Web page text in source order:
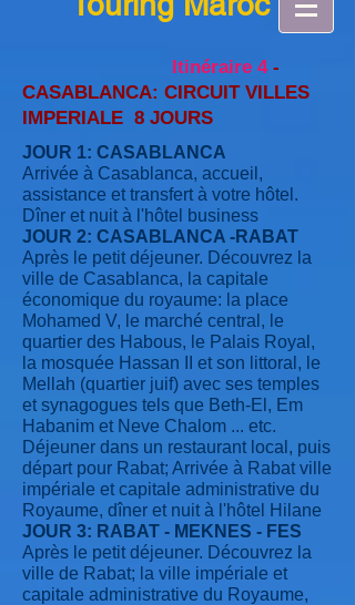
Itinéraire 4 -
CASABLANCA: CIRCUIT VILLES
IMPERIALE 8 JOURS
JOUR 1: CASABLANCA
Arrivée à Casablanca, accueil,
assistance et transfert à votre hôtel.
Dîner et nuit à l'hôtel business
JOUR 2: CASABLANCA -RABAT
Après le petit déjeuner. Découvrez la
ville de Casablanca, la capitale
économique du royaume: la place
Mohamed V, le marché central, le
quartier des Habous, le Palais Royal,
la mosquée Hassan II et son littoral, le
Mellah (quartier juif) avec ses temples
et synagogues tels que Beth-El, Em
Habanim et Neve Chalom ... etc.
Déjeuner dans un restaurant local, puis
départ pour Rabat; Arrivée à Rabat ville
impériale et capitale administrative du
Royaume, dîner et nuit à l'hôtel Hilane
JOUR 3: RABAT - MEKNES - FES
Après le petit déjeuner. Découvrez la
ville de Rabat; la ville impériale et
capitale administrative du Royaume,